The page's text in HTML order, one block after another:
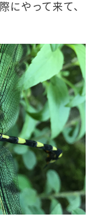
にやって来て、